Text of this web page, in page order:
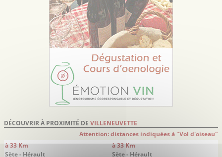
DÉCOUVRIR À PROXIMITÉ DE VILLENEUVETTE
Attention: distances indiquées à "Vol d'oiseau"
à 33 Km
Sète - Hérault
à 33 Km
Sète - Hérault